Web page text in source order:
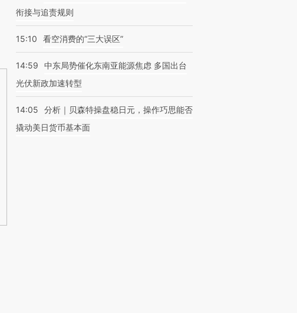
衔接与追责规则
15:10 看空消费的“三大误区”
14:59
中东局势催化东南亚能源焦虑 多国出台
光伏新政加速转型
14:05
分析｜贝森特操盘稳日元，操作巧思能否
撬动美日货币基本面